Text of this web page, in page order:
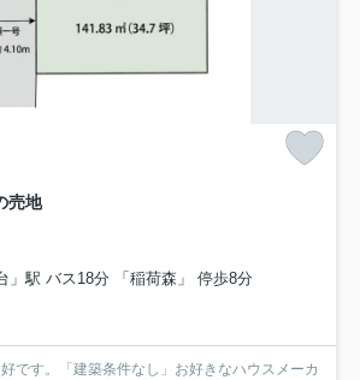
売地
」駅 バス18分 「稲荷森」 停歩8分
です。「建築条件なし」お好きなハウスメーカ